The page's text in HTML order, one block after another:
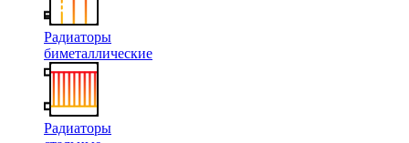
Радиаторы
биметаллические
Радиаторы